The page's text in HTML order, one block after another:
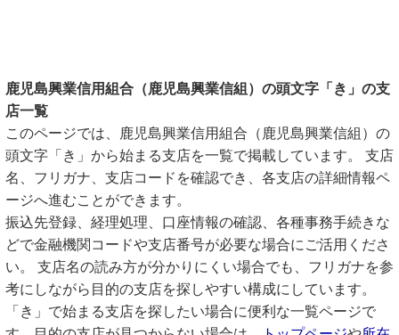
鹿児島興業信用組合（鹿児島興業信組）の頭文字「き」の支
店一覧
このページでは、鹿児島興業信用組合（鹿児島興業信組）の
頭文字「き」から始まる支店を一覧で掲載しています。 支店
名、フリガナ、支店コードを確認でき、各支店の詳細情報ペ
ージへ進むことができます。
振込先登録、経理処理、口座情報の確認、各種事務手続きな
どで金融機関コードや支店番号が必要な場合にご活用くださ
い。 支店名の読み方が分かりにくい場合でも、フリガナを参
考にしながら目的の支店を探しやすい構成にしています。
「き」で始まる支店を探したい場合に便利な一覧ページで